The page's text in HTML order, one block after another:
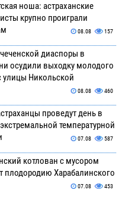
ноша: астраханские
крупно проиграли
08.08 157
диаспоры в
осудили выходку молодого
улицы Никольской
08.08 460
проведут день в
температурной
07.08 587
котлован с мусором
плодородию Харабалинского
07.08 453